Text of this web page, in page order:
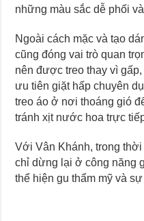
những màu sắc dễ phối
Ngoài cách mặc và tạo
cũng đóng vai trò quan
nên được treo thay vì
ưu tiên giặt hấp chuyên
treo áo ở nơi thoáng gió
tránh xịt nước hoa trực
Với Vân Khánh, trong
chỉ dừng lại ở công năng
thể hiện gu thẩm mỹ và